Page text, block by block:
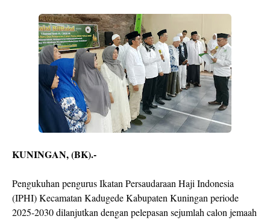
KUNINGAN, (BK).-
Pengukuhan pengurus Ikatan Persaudaraan Haji Indonesia
(IPHI) Kecamatan Kadugede Kabupaten Kuningan periode
2025-2030 dilanjutkan dengan pelepasan sejumlah calon jemaah